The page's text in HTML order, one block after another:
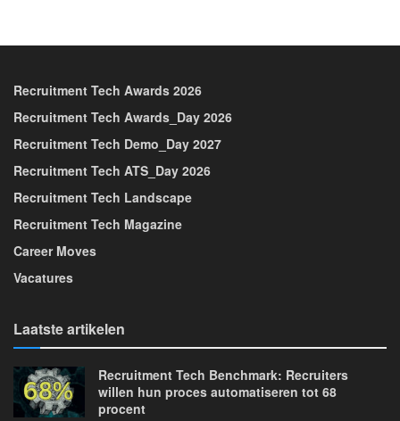
Recruitment Tech Awards 2026
Recruitment Tech Awards_Day 2026
Recruitment Tech Demo_Day 2027
Recruitment Tech ATS_Day 2026
Recruitment Tech Landscape
Recruitment Tech Magazine
Career Moves
Vacatures
Laatste artikelen
Recruitment Tech Benchmark: Recruiters
willen hun proces automatiseren tot 68
procent